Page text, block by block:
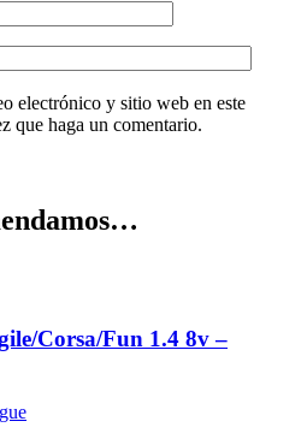
electrónico y sitio web en este
que haga un comentario.
Corsa/Fun 1.4 8v –